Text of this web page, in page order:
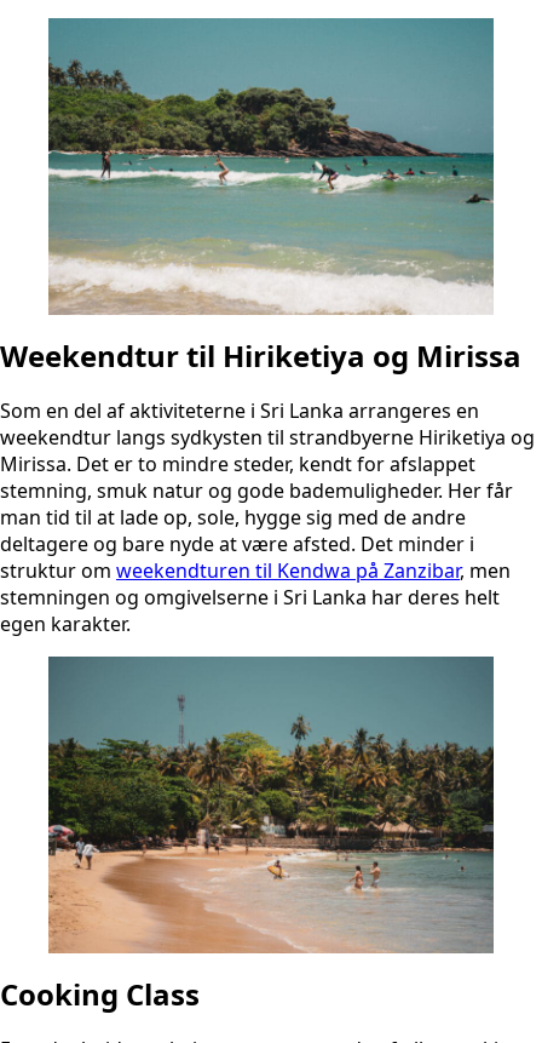
Weekendtur til Hiriketiya og Mirissa
Som en del af aktiviteterne i Sri Lanka arrangeres en
weekendtur langs sydkysten til strandbyerne Hiriketiya og
Mirissa. Det er to mindre steder, kendt for afslappet
stemning, smuk natur og gode bademuligheder. Her får
man tid til at lade op, sole, hygge sig med de andre
deltagere og bare nyde at være afsted. Det minder i
struktur om weekendturen til Kendwa på Zanzibar, men
stemningen og omgivelserne i Sri Lanka har deres helt
egen karakter.
Cooking Class